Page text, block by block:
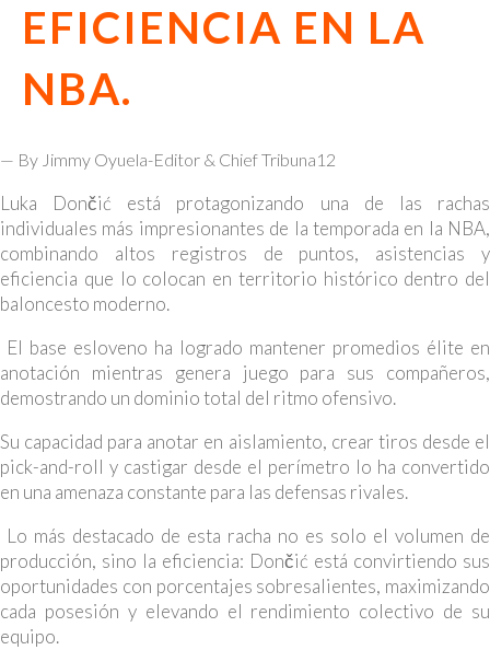
EFICIENCIA EN LA
NBA.
— By Jimmy Oyuela-Editor & Chief Tribuna12
Luka Dončić está protagonizando una de las rachas
individuales más impresionantes de la temporada en la NBA,
combinando altos registros de puntos, asistencias y
eficiencia que lo colocan en territorio histórico dentro del
baloncesto moderno.
El base esloveno ha logrado mantener promedios élite en
anotación mientras genera juego para sus compañeros,
demostrando un dominio total del ritmo ofensivo.
Su capacidad para anotar en aislamiento, crear tiros desde el
pick-and-roll y castigar desde el perímetro lo ha convertido
en una amenaza constante para las defensas rivales.
Lo más destacado de esta racha no es solo el volumen de
producción, sino la eficiencia: Dončić está convirtiendo sus
oportunidades con porcentajes sobresalientes, maximizando
cada posesión y elevando el rendimiento colectivo de su
equipo.